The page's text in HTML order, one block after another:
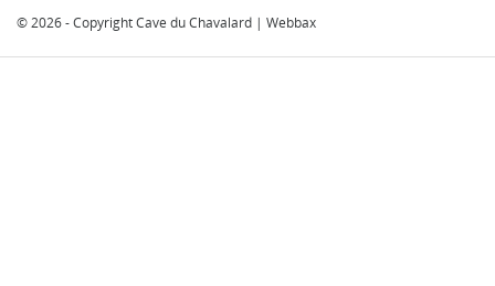
© 2026 - Copyright Cave du Chavalard | Webbax